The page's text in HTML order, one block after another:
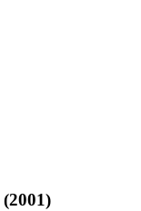
(2001)